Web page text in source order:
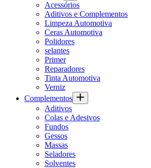
Acessórios
Aditivos e Complementos
Limpeza Automotiva
Ceras Automotiva
Polidores
selantes
Primer
Reparadores
Tinta Automotiva
Verniz
Complementos
Aditivos
Colas e Adesivos
Fundos
Gessos
Massas
Seladores
Solventes